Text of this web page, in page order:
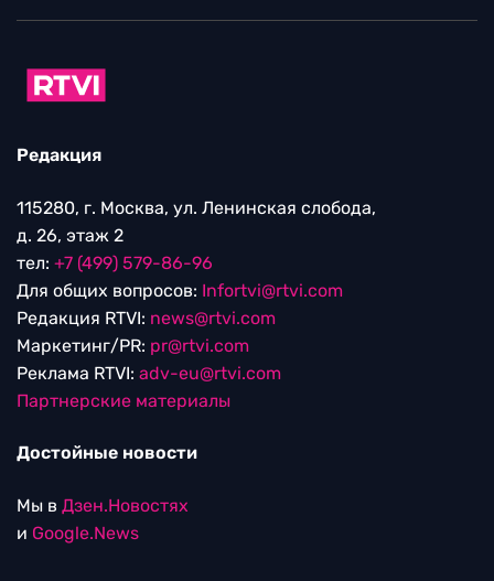
Редакция
115280, г. Москва, ул. Ленинская слобода,
д. 26, этаж 2
тел: +7 (499) 579-86-96
Для общих вопросов: Infortvi@rtvi.com
Редакция RTVI: news@rtvi.com
Маркетинг/PR: pr@rtvi.com
Реклама RTVI: adv-eu@rtvi.com
Партнерские материалы
Достойные новости
Мы в Дзен.Новостях
и Google.News